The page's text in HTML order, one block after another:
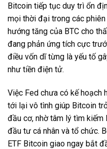
Bitcoin tiếp tục duy trì ổn
mọi thời đại trong các
hướng tăng của BTC cho
đang phản ứng tích cực
điều vốn dĩ từng là yếu tố
như tiền điện tử.
Việc Fed chưa có kế hoạch
tới lại vô tình giúp Bitcoin
đầu cơ, nhờ tâm lý tìm
đầu tư cá nhân và tổ chức.
ETF Bitcoin giao ngay bắt